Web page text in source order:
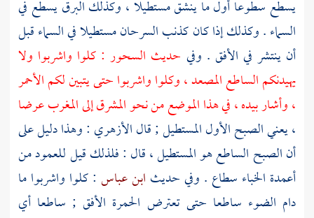
يسطع سطوعا أول ما ينشق مستطيلا ، وكذلك البرق يسطع في
السماء . وكذلك إذا كان كذنب السرحان مستطيلا في السماء قبل
أن ينتشر في الأفق . وفي حديث السحور : كلوا واشربوا ولا
يهيدنكم الساطع المصعد ، وكلوا واشربوا حتى يتبين لكم الأحمر
، وأشار بيده ، في هذا الموضع من نحو المشرق إلى المغرب عرضا
، يعني الصبح الأول المستطيل ; قالالأزهري : وهذا دليل على
أن الصبح الساطع هو المستطيل ، قال : فلذلك قيل للعمود من
أعمدة الخباء سطاع . وفي حديث ابن عباس : كلوا واشربوا ما
دام الضوء ساطعا حتى تعترض الحمرة الأفق ; ساطعا أي